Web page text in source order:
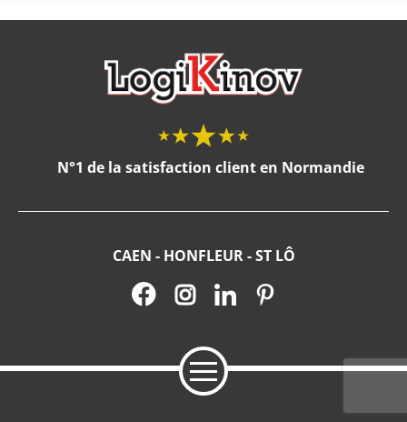
FENÊTRES
N°1 de la satisfaction client en Normandie
CAEN - HONFLEUR - ST LÔ